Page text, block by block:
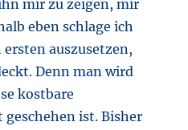
mir zu zeigen, mir
eben schlage ich
auszusetzen,
Denn man wird
kostbare
ist. Bisher